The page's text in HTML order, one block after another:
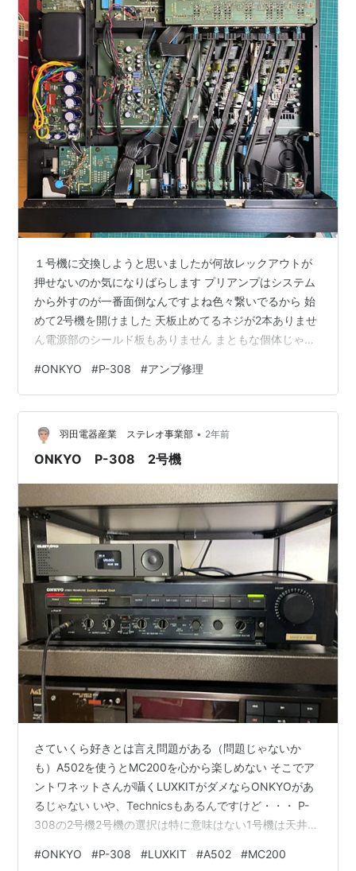
１号機に交換しようと思いましたが何故レックアウトが
押せないのか気になりばらします プリアンプはシステム
から外すのが一番面倒なんですよね色々繋いでるから 始
めて2号機を開けました 天板止めてるネジが2本ありませ
ん電源部のシールド板もありません まともな個体じゃな
ように備忘録っす 底面左の基板がテープ関係 真ん中の
SWがレックアウト固着してました 固着を解いたら押せ
たのですが戻りません 動きが渋くて戻すときにラッチが
解除するまでストロークしない模様 しょうがない 清掃す
るか・・・ ここで半田吸い取り機（TP-100）もハンダシ
#ONKYO #P-308 #アンプ修理
羽田電器産業 ステレオ事業部 • 2年前
ONKYO P-308 2号機
さていくら好きとは言え問題がある（問題じゃないか
も）A502を使うとMC200を心から楽しめない そこでア
ントワネットさんが囁くLUXKITがダメならONKYOがあ
るじゃない いや、Technicsもあるんですけど・・・ P-
308の2号機2号機の選択は特に意味はない1号機は天井裏
ってはいない それでも性能はキットとは大違いでありま
#ONKYO #P-308 #LUXKIT #A502 #MC200